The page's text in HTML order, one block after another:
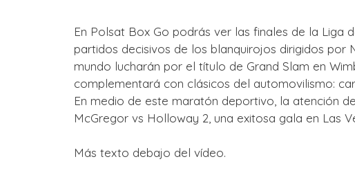
En Polsat Box Go podrás ver las finales de la Liga
partidos decisivos de los blanquirojos dirigidos por
mundo lucharán por el título de Grand Slam en
complementará con clásicos del automovilismo:
En medio de este maratón deportivo, la atención
McGregor vs Holloway 2, una exitosa gala en Las
Más texto debajo del vídeo.